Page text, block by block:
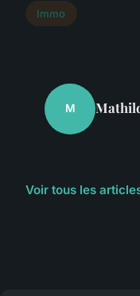
Immo
M
Voir tous les